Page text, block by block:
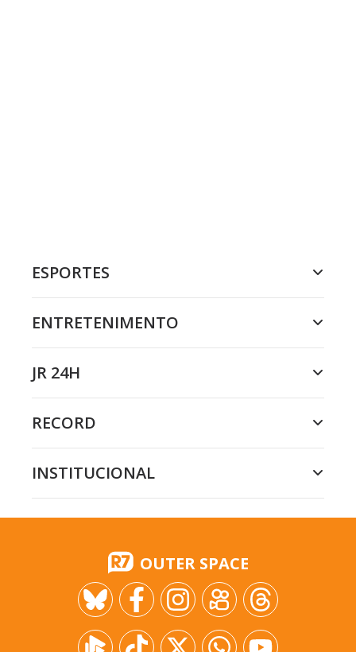
ESPORTES
ENTRETENIMENTO
JR 24H
RECORD
INSTITUCIONAL
OUTER SPACE